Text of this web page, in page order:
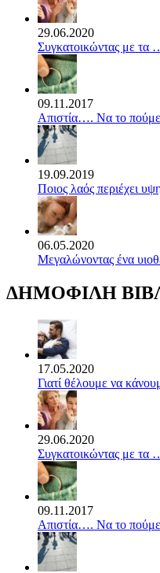
29.06.2020
Συγκατοικώντας με τα
09.11.2017
Απιστία…. Να το πούμε
19.09.2019
Ποιος λαός περιέχει
06.05.2020
Mεγαλώνοντας ένα
ΔΗΜΟΦΙΛΗ
17.05.2020
Γιατί θέλουμε να
29.06.2020
Συγκατοικώντας με τα
09.11.2017
Απιστία…. Να το πούμε